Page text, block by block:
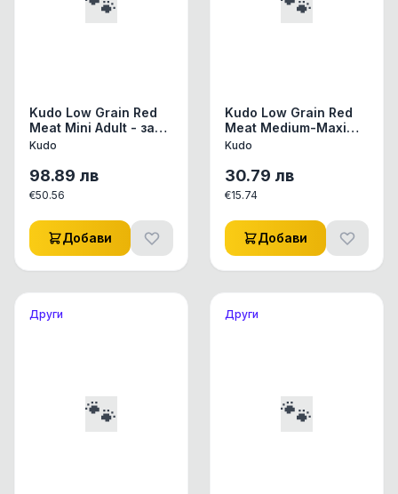
Kudo Low Grain Red
Meat Mini Adult - за
мини породи над 1
Kudo
98.89 лв
€50.56
Добави
Kudo Low Grain Red
Meat Medium-Maxi
Adult, храна за
едри породи над 1
год ,3кг
Kudo
30.79 лв
€15.74
Добави
Други
🐾
Други
🐾